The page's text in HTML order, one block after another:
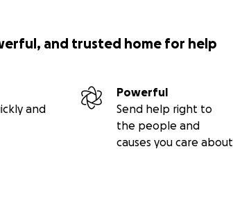
and trusted home for help
and
Powerful
Send help right to
the people and
causes you care about